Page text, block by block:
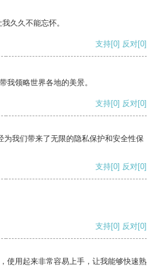
久久不能忘怀。
支持[0] 反对[0]
我领略世界各地的美景。
支持[0] 反对[0]
为我们带来了无限的隐私保护和安全性保
支持[0] 反对[0]
支持[0] 反对[0]
使用起来非常容易上手，让我能够快速熟